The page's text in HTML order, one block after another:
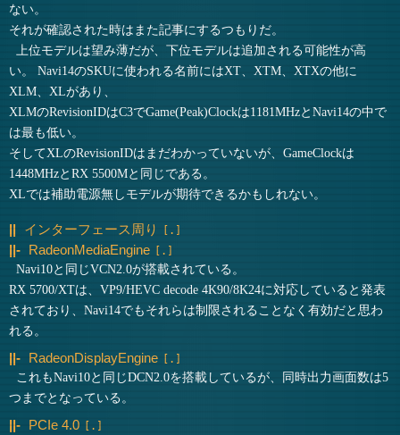
ない。
それが確認された時はまた記事にするつもりだ。
上位モデルは望み薄だが、下位モデルは追加される可能性が高
い。 Navi14のSKUに使われる名前にはXT、XTM、XTXの他に
XLM、XLがあり、
XLMのRevisionIDはC3でGame(Peak)Clockは1181MHzとNavi14の中で
は最も低い。
そしてXLのRevisionIDはまだわかっていないが、GameClockは
1448MHzとRX 5500Mと同じである。
XLでは補助電源無しモデルが期待できるかもしれない。
インターフェース周り
RadeonMediaEngine
Navi10と同じVCN2.0が搭載されている。
RX 5700/XTは、VP9/HEVC decode 4K90/8K24に対応していると発表
されており、Navi14でもそれらは制限されることなく有効だと思わ
れる。
RadeonDisplayEngine
これもNavi10と同じDCN2.0を搭載しているが、同時出力画面数は5
つまでとなっている。
PCIe 4.0